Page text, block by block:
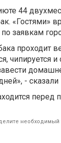
44
«Гостями»
заявкам
проходит
чипируется
- сказали
перед
необходимый